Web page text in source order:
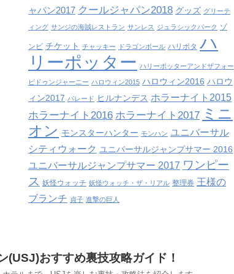
ャパン2017 クールジャパン2018 グッズ グリーテ
ィング サンジの海賊レストラン サンレス ジュラシックパーク ゾ
ンビ チケット チャッキー ドラゴンボール ハリポタ ハ
リーポッター ハリーポッターアンドザフォー
ビドゥンジャーニー ハロウィン2015 ハロウィン2016 ハロウ
ィン2017 パレード ヒルナンデス ホラーナイト2015
ホラーナイト2016 ホラーナイト2017 ミニ
オン モンスターハンター モンハン ユニバーサル
シティウォーク ユニバーサルジャンプサマー 2016
ユニバーサルジャンプサマー 2017 ワンピー
ス 妖怪ウォッチ 妖怪ウォッチ・ザ・リアル 整理券 王様の
ブランチ 貞子 進撃の巨人
(USJ)おすすめ裏技攻略ガイド！